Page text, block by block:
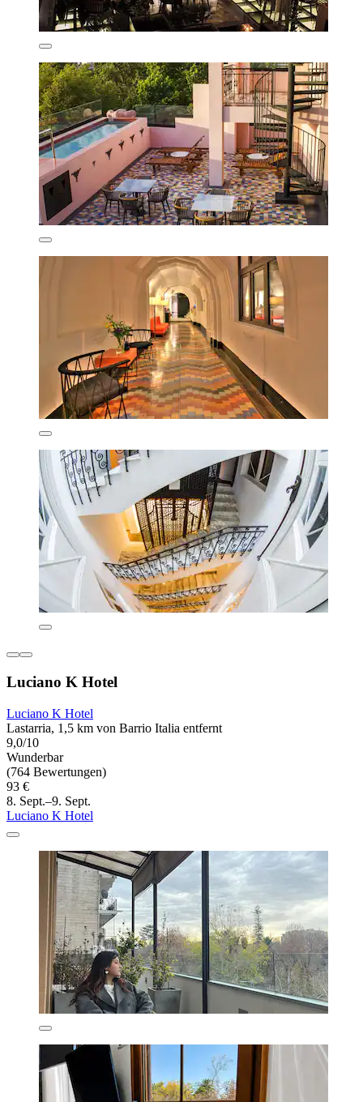
Luciano K Hotel
Luciano K Hotel
Lastarria, 1,5 km von Barrio Italia entfernt
9,0/10
Wunderbar
(764 Bewertungen)
93 €
8. Sept.–9. Sept.
Luciano K Hotel